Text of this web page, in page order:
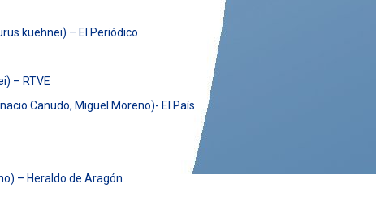
kuehnei) – El Periódico
– RTVE
Canudo, Miguel Moreno)- El País
– Heraldo de Aragón